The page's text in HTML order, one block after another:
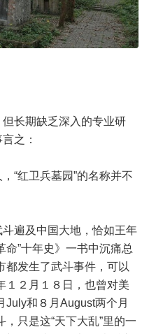
长期缺乏深入的专业研
之：
“红卫兵墓园”的名称并不
遍及中国大地，恰如王年
命”十年史》一书中沉痛总
都发生了武斗事件，可以
１２月１８日，也曾对美
July和８月August两个月
只是这“天下大乱”里的一